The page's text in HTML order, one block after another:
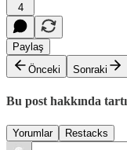
4
Paylaş
Önceki
Sonraki
Bu post hakkında
Yorumlar Restacks